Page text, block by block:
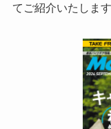
てご紹介いたします